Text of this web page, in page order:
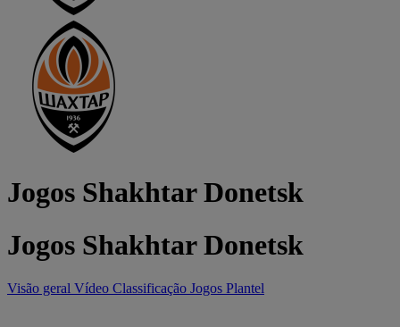
Jogos Shakhtar Donetsk
Jogos Shakhtar Donetsk
Visão geral Vídeo Classificação Jogos Plantel